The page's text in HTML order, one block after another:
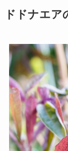
ドドナエア